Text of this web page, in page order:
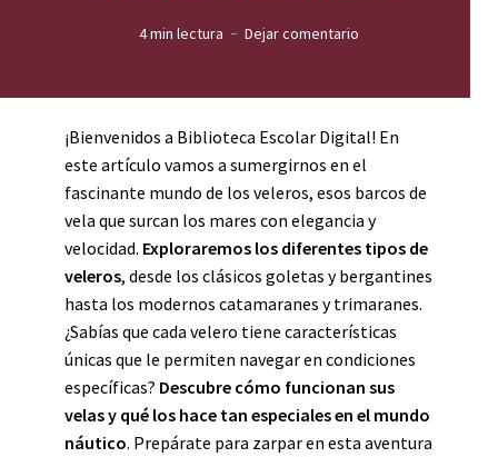
4 min lectura Dejar comentario
¡Bienvenidos a Biblioteca Escolar Digital! En
este artículo vamos a sumergirnos en el
fascinante mundo de los veleros, esos barcos de
vela que surcan los mares con elegancia y
velocidad. Exploraremos los diferentes tipos de
veleros, desde los clásicos goletas y bergantines
hasta los modernos catamaranes y trimaranes.
¿Sabías que cada velero tiene características
únicas que le permiten navegar en condiciones
específicas? Descubre cómo funcionan sus
velas y qué los hace tan especiales en el mundo
náutico. Prepárate para zarpar en esta aventura